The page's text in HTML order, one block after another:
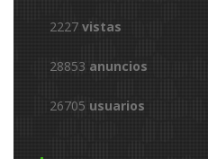
2227 vistas
28853 anuncios
26705 usuarios